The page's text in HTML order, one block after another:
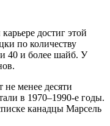
достиг этой
по количеству
40 и более шайб. У
менее десяти
в 1970–1990-е годы.
канадцы Марсель